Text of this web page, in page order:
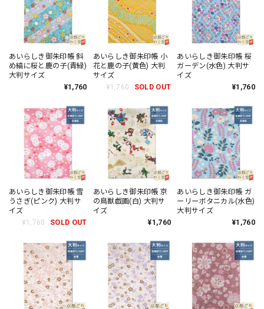
あいらしき御朱印帳 斜
め縞に桜と鹿の子(青緑)
大判サイズ
¥1,760
あいらしき御朱印帳 小
花と鹿の子(黄色) 大判
サイズ
¥1,760
SOLD OUT
あいらしき御朱印帳 桜
ガーデン(水色) 大判サ
イズ
¥1,760
あいらしき御朱印帳 雪
うさぎ(ピンク) 大判サ
イズ
¥1,760
SOLD OUT
あいらしき御朱印帳 京
の鳥獣戯画(白) 大判サ
イズ
¥1,760
あいらしき御朱印帳 ガ
ーリーボタニカル(水色)
大判サイズ
¥1,760